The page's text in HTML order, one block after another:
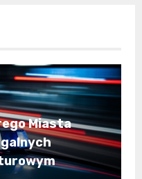
Miasta